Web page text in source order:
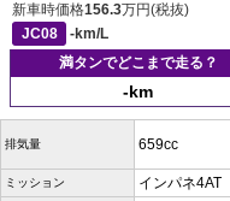
新車時価格156.3万円(税抜)
JC08
-km/L
満タンでどこまで走る？
-km
排気量 659cc
ミッション インパネ4AT